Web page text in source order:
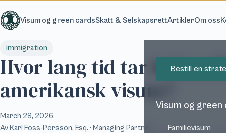
Visum og green cardsSkatt & SelskapsrettArtiklerOm oss
Bestill en
Visum og green
Familievisum
immigration
Hvor lang tid tar
amerikansk visum?
March 28, 2026
Av Kari Foss-Persson, Esq. · Managing Partner